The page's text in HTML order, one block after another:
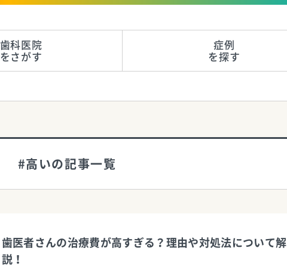
歯科医院
をさがす
症例
を探す
#高いの記事一覧
歯医者さんの治療費が高すぎる？理由や対処法について解
説！